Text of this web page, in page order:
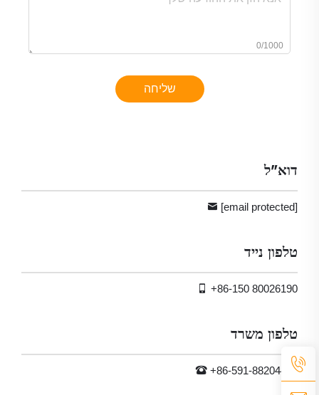
0/1000
שליחה
דוא"ל
[email protected]
טלפון נייד
+86-150 80026190
טלפון משרד
+86-591-88204427